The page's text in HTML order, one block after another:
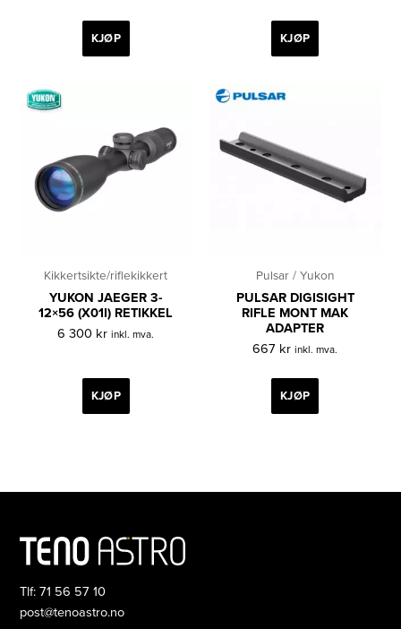
KJØP KJØP
Kikkertsikte/riflekikkert
YUKON JAEGER 3-
12×56 (X01I) RETIKKEL
6 300 kr inkl. mva.
KJØP
Pulsar / Yukon
PULSAR DIGISIGHT
RIFLE MONT MAK
ADAPTER
667 kr inkl. mva.
KJØP
Tlf: 71 56 57 10
post@tenoastro.no